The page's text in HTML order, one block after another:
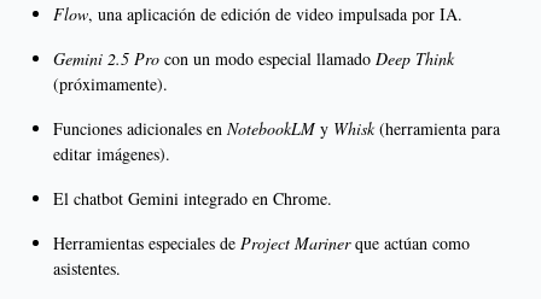
Flow, una aplicación de edición de video impulsada por IA.
Gemini 2.5 Pro con un modo especial llamado Deep Think
(próximamente).
Funciones adicionales en NotebookLM y Whisk(herramienta para
editar imágenes).
El chatbot Gemini integrado en Chrome.
Herramientas especiales de Project Marinerque actúan como
asistentes.